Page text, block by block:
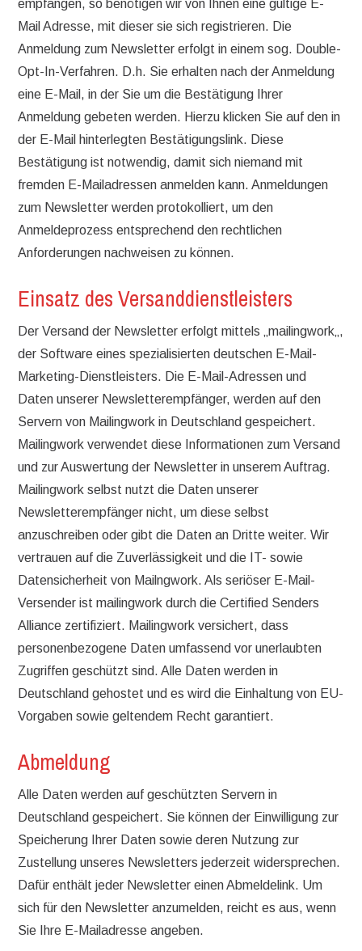
empfangen, so benötigen wir von Ihnen eine gültige E-
Mail Adresse, mit dieser sie sich registrieren. Die
Anmeldung zum Newsletter erfolgt in einem sog. Double-
Opt-In-Verfahren. D.h. Sie erhalten nach der Anmeldung
eine E-Mail, in der Sie um die Bestätigung Ihrer
Anmeldung gebeten werden. Hierzu klicken Sie auf den in
der E-Mail hinterlegten Bestätigungslink. Diese
Bestätigung ist notwendig, damit sich niemand mit
fremden E-Mailadressen anmelden kann. Anmeldungen
zum Newsletter werden protokolliert, um den
Anmeldeprozess entsprechend den rechtlichen
Anforderungen nachweisen zu können.
Einsatz des Versanddienstleisters
Der Versand der Newsletter erfolgt mittels „mailingwork„,
der Software eines spezialisierten deutschen E-Mail-
Marketing-Dienstleisters. Die E-Mail-Adressen und
Daten unserer Newsletterempfänger, werden auf den
Servern von Mailingwork in Deutschland gespeichert.
Mailingwork verwendet diese Informationen zum Versand
und zur Auswertung der Newsletter in unserem Auftrag.
Mailingwork selbst nutzt die Daten unserer
Newsletterempfänger nicht, um diese selbst
anzuschreiben oder gibt die Daten an Dritte weiter. Wir
vertrauen auf die Zuverlässigkeit und die IT- sowie
Datensicherheit von Mailngwork. Als seriöser E-Mail-
Versender ist mailingwork durch die Certified Senders
Alliance zertifiziert. Mailingwork versichert, dass
personenbezogene Daten umfassend vor unerlaubten
Zugriffen geschützt sind. Alle Daten werden in
Deutschland gehostet und es wird die Einhaltung von EU-
Vorgaben sowie geltendem Recht garantiert.
Abmeldung
Alle Daten werden auf geschützten Servern in
Deutschland gespeichert. Sie können der Einwilligung zur
Speicherung Ihrer Daten sowie deren Nutzung zur
Zustellung unseres Newsletters jederzeit widersprechen.
Dafür enthält jeder Newsletter einen Abmeldelink. Um
sich für den Newsletter anzumelden, reicht es aus, wenn
Sie Ihre E-Mailadresse angeben.